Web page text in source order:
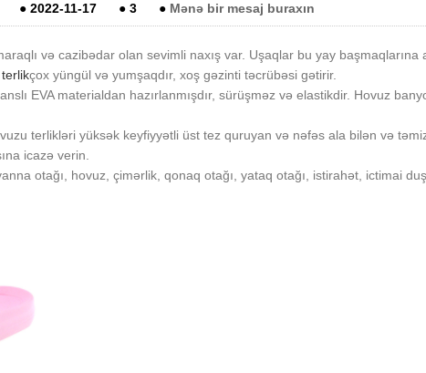
● 2022-11-17 ● 3 ● Mənə bir mesaj buraxın
və cazibədar olan sevimli naxış var. Uşaqlar bu yay başmaqlarına
terlikçox yüngül və yumşaqdır, xoş gəzinti təcrübəsi gətirir.
EVA materialdan hazırlanmışdır, sürüşməz və elastikdir. Hovuz
terlikləri yüksək keyfiyyətli üst tez quruyan və nəfəs ala bilən və
icazə verin.
otağı, hovuz, çimərlik, qonaq otağı, yataq otağı, istirahət, ictimai